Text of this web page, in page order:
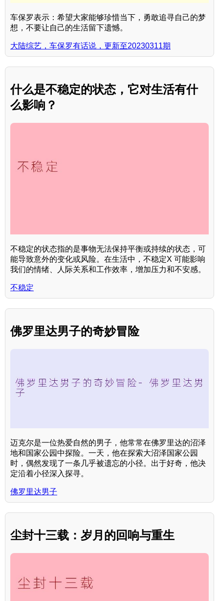
车保罗表示：希望大家能够珍惜当下，勇敢追寻自己的梦
想，不要让自己的生活留下遗憾。
大陆综艺，车保罗有话说，更新至20230311期
什么是不稳定的状态，它对生活有什
么影响？
不稳定的状态指的是事物无法保持平衡或持续的状态，可
能导致意外的变化或风险。在生活中，不稳定X 可能影响
我们的情绪、人际关系和工作效率，增加压力和不安感。
不稳定
佛罗里达男子的奇妙冒险
迈克尔是一位热爱自然的男子，他常常在佛罗里达的沼泽
地和国家公园中探险。一天，他在探索大沼泽国家公园
时，偶然发现了一条几乎被遗忘的小径。出于好奇，他决
定沿着小径深入探寻。
佛罗里达男子
尘封十三载：岁月的回响与重生